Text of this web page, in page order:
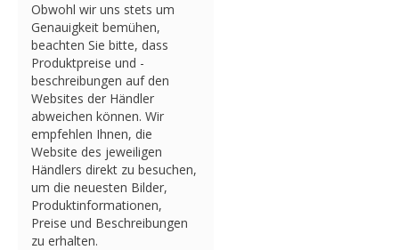
Obwohl wir uns stets um
Genauigkeit bemühen,
beachten Sie bitte, dass
Produktpreise und -
beschreibungen auf den
Websites der Händler
abweichen können. Wir
empfehlen Ihnen, die
Website des jeweiligen
Händlers direkt zu besuchen,
um die neuesten Bilder,
Produktinformationen,
Preise und Beschreibungen
zu erhalten.